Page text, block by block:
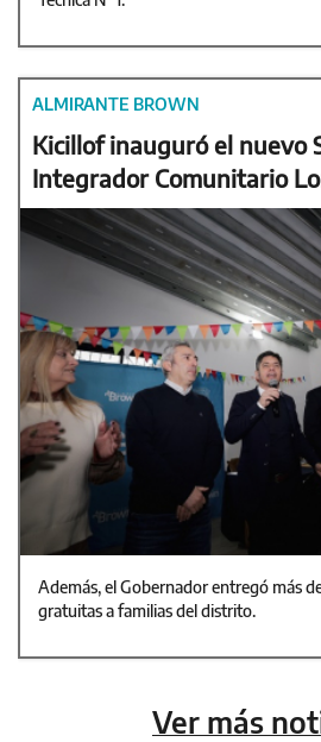
ALMIRANTE BROWN
Kicillof inauguró el nuevo
Integrador Comunitario
Además, el Gobernador entregó más
gratuitas a familias del distrito.
Ver más